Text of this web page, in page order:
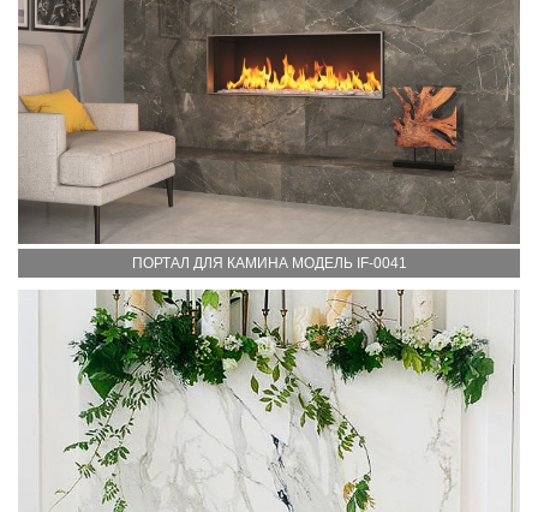
ПОРТАЛ ДЛЯ КАМИНА МОДЕЛЬ IF-0041